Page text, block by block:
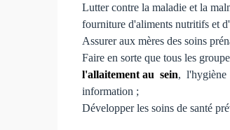
Lutter contre la maladie et la
fourniture d'aliments nutritifs et
Assurer aux mères des soins
Faire en sorte que tous les
l'allaitement au sein, l'hygiène
information ;
Développer les soins de santé